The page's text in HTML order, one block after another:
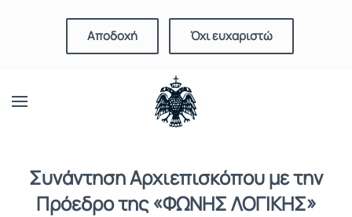
Αποδοχή Όχι ευχαριστώ
Συνάντηση Αρχιεπισκόπου με την
Πρόεδρο της «ΦΩΝΗΣ ΛΟΓΙΚΗΣ»